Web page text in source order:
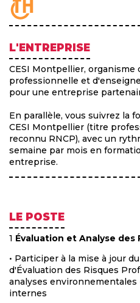
L'ENTREPRISE
CESI Montpellier, organisme
professionnelle et
pour une entreprise
En parallèle, vous suivrez la
CESI Montpellier (titre
reconnu RNCP), avec un
semaine par mois en
entreprise.
LE POSTE
1 Évaluation et Analyse des
• Participer à la mise à jour
d'Évaluation des Risques
analyses environnementales
internes